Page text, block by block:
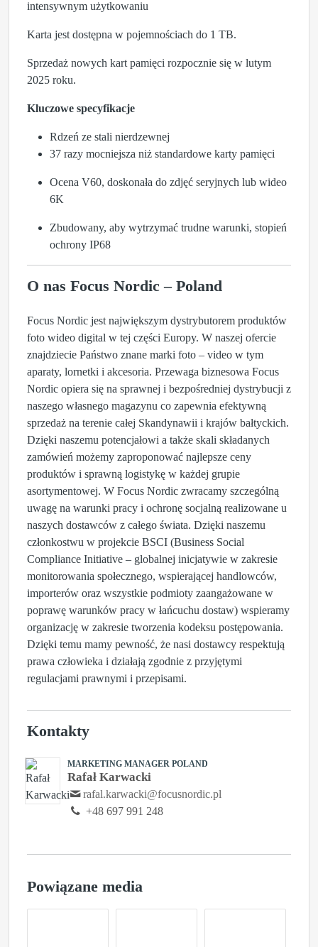
intensywnym użytkowaniu
Karta jest dostępna w pojemnościach do 1 TB.
Sprzedaż nowych kart pamięci rozpocznie się w lutym
2025 roku.
Kluczowe specyfikacje
Rdzeń ze stali nierdzewnej
37 razy mocniejsza niż standardowe karty pamięci
Ocena V60, doskonała do zdjęć seryjnych lub wideo
6K
Zbudowany, aby wytrzymać trudne warunki, stopień
ochrony IP68
O nas Focus Nordic – Poland
Focus Nordic jest największym dystrybutorem produktów
foto wideo digital w tej części Europy. W naszej ofercie
znajdziecie Państwo znane marki foto – video w tym
aparaty, lornetki i akcesoria. Przewaga biznesowa Focus
Nordic opiera się na sprawnej i bezpośredniej dystrybucji z
naszego własnego magazynu co zapewnia efektywną
sprzedaż na terenie całej Skandynawii i krajów bałtyckich.
Dzięki naszemu potencjałowi a także skali składanych
zamówień możemy zaproponować najlepsze ceny
produktów i sprawną logistykę w każdej grupie
asortymentowej. W Focus Nordic zwracamy szczególną
uwagę na warunki pracy i ochronę socjalną realizowane u
naszych dostawców z całego świata. Dzięki naszemu
członkostwu w projekcie BSCI (Business Social
Compliance Initiative – globalnej inicjatywie w zakresie
monitorowania społecznego, wspierającej handlowców,
importerów oraz wszystkie podmioty zaangażowane w
poprawę warunków pracy w łańcuchu dostaw) wspieramy
organizację w zakresie tworzenia kodeksu postępowania.
Dzięki temu mamy pewność, że nasi dostawcy respektują
prawa człowieka i działają zgodnie z przyjętymi
regulacjami prawnymi i przepisami.
Kontakty
MARKETING MANAGER POLAND
Rafał Karwacki
rafal.karwacki@focusnordic.pl
+48 697 991 248
Powiązane media